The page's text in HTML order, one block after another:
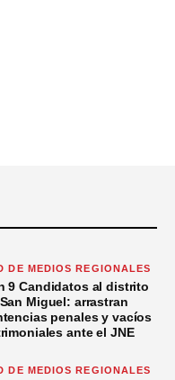
DE MEDIOS REGIONALES
9 Candidatos al distrito
Miguel: arrastran
penales y vacíos
ante el JNE
DE MEDIOS REGIONALES